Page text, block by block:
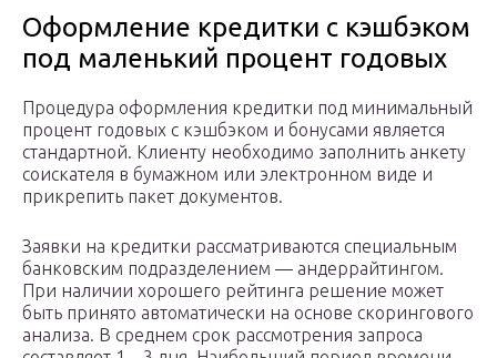
Оформление кредитки с кэшбэком
под маленький процент годовых
Процедура оформления кредитки под минимальный
процент годовых с кэшбэком и бонусами является
стандартной. Клиенту необходимо заполнить анкету
соискателя в бумажном или электронном виде и
прикрепить пакет документов.
Заявки на кредитки рассматриваются специальным
банковским подразделением — андеррайтингом.
При наличии хорошего рейтинга решение может
быть принято автоматически на основе скорингового
анализа. В среднем срок рассмотрения запроса